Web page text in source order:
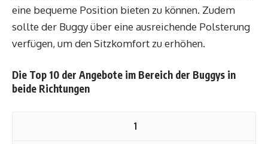
eine bequeme Position bieten zu können. Zudem
sollte der Buggy über eine ausreichende Polsterung
verfügen, um den Sitzkomfort zu erhöhen.
Die Top 10 der Angebote im Bereich der Buggys in
beide Richtungen
1